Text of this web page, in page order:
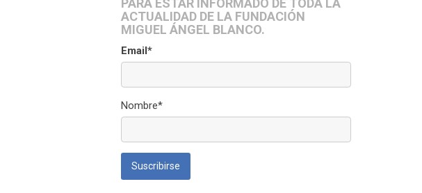
PARA ESTAR INFORMADO DE TODA LA
ACTUALIDAD DE LA FUNDACIÓN
MIGUEL ÁNGEL BLANCO.
Email*
Nombre*